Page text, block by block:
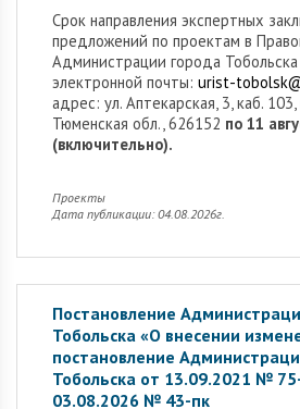
Cрок направления экспертных
предложений по проектам в
Администрации города
электронной почты: urist-
адрес: ул. Аптекарская, 3, каб. 103,
Тюменская обл., 626152 по 11
(включительно).
Проекты
Дата публикации: 04.08.2026г.
Постановление
Тобольска «О внесении
постановление
Тобольска от 13.09.2021 №
03.08.2026 № 43-пк